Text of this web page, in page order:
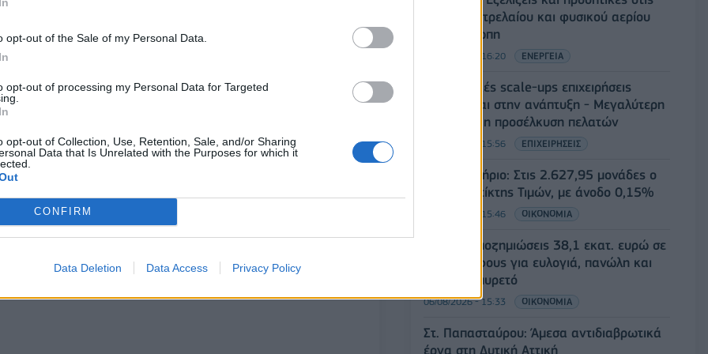
opt-out of the Sale of my Personal Data.
opt-out of processing my Personal Data for Targeted
opt-out of Collection, Use, Retention, Sale, and/or Sharing
Data that Is Unrelated with the Purposes for which it
CONFIRM
Data Deletion Data Access Privacy Policy
του Ανθρωποκτονιών που έχει στην
τα πρώτα δείγματα τον μετέφεραν στη ΓΑΔΑ.
είπε: «Δόξα σοι ο Θεός που το παιδί μου
την Πέμπτη 27 Δεκεμβρίου , περίπου στις 9 το
στην Πειραϊκή.
αγορές πετρελαίου και φυσικού αερίου
στην Ευρώπη
06/08/2026 - 16:20 ΕΝΕΡΓΕΙΑ
Οι ελληνικές scale-ups επιχειρήσεις
στρέφονται στην ανάπτυξη - Μεγαλύτερη
πρόκληση η προσέλκυση πελατών
06/08/2026 - 15:56 ΕΠΙΧΕΙΡΗΣΕΙΣ
Χρηματιστήριο: Στις 2.627,95 μονάδες ο
Γενικός Δείκτης Τιμών, με άνοδο 0,15%
06/08/2026 - 15:46 ΟΙΚΟΝΟΜΙΑ
ΥΠΑΑΤ: Αποζημιώσεις 38,1 εκατ. ευρώ σε
κτηνοτρόφους για ευλογιά, πανώλη και
αφθώδη πυρετό
06/08/2026 - 15:33 ΟΙΚΟΝΟΜΙΑ
Στ. Παπασταύρου: Άμεσα αντιδιαβρωτικά
έργα στη Δυτική Αττική